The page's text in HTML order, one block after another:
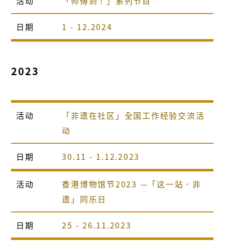
日期 1 - 12.2024
2023
活动
「非遗在社区」全国工作经验交流活
动
日期 30.11 - 1.12.2023
活动
香港博物馆节2023 —「这一站．非
遗」同乐日
日期 25 - 26.11.2023